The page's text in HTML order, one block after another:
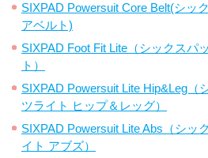
SIXPAD Powersuit Core Belt(シッ
アベルト)
SIXPAD Foot Fit Lite（シックスパ
ト）
SIXPAD Powersuit Lite Hip&Leg（
ツライト ヒップ＆レッグ）
SIXPAD Powersuit Lite Abs（シッ
イト アブズ）